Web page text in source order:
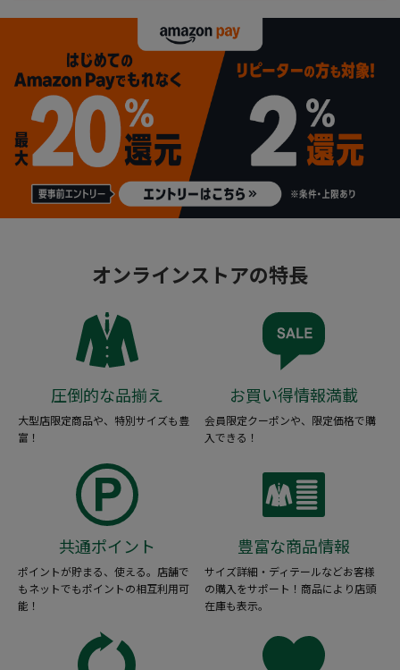
オンラインストアの特長
圧倒的な品揃え
大型店限定商品や、特別サイズも豊
富！
お買い得情報満載
会員限定クーポンや、限定価格で購
入できる！
共通ポイント
ポイントが貯まる、使える。店舗で
もネットでもポイントの相互利用可
能！
豊富な商品情報
サイズ詳細・ディテールなどお客様
の購入をサポート！商品により店頭
在庫も表示。